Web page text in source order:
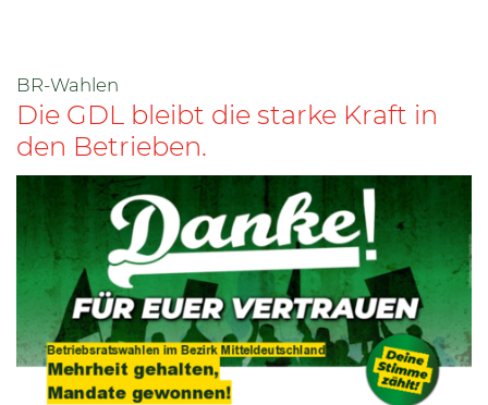
BR-Wahlen
Die GDL bleibt die starke Kraft in
den Betrieben.